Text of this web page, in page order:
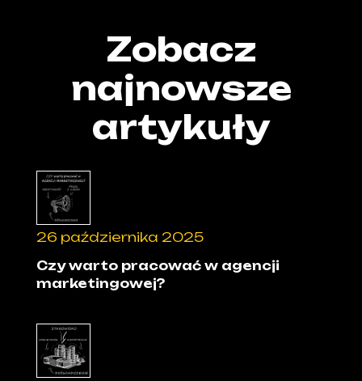
Zobacz
najnowsze
artykuły
26 października 2025
Czy warto pracować w agencji
marketingowej?